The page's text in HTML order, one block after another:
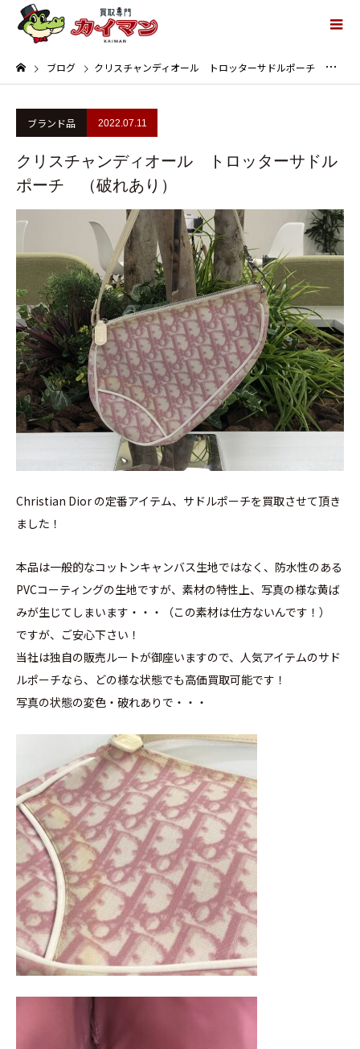
ブログ クリスチャンディオール トロッターサドルポーチ （破れあり）
ブランド品 2022.07.11
クリスチャンディオール トロッターサドル
ポーチ （破れあり）
Christian Dior の定番アイテム、サドルポーチを買取させて頂き
ました！
本品は一般的なコットンキャンバス生地ではなく、防水性のある
PVCコーティングの生地ですが、素材の特性上、写真の様な黄ば
みが生じてしまいます・・・（この素材は仕方ないんです！）
ですが、ご安心下さい！
当社は独自の販売ルートが御座いますので、人気アイテムのサド
ルポーチなら、どの様な状態でも高価買取可能です！
写真の状態の変色・破れありで・・・